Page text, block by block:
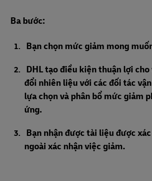
Ba bước:
Bạn chọn mức giảm mong
DHL tạo điều kiện thuận lợi
đổi nhiên liệu với các đối tác
lựa chọn và phân bổ mức giảm
ứng.
Bạn nhận được tài liệu được
ngoài xác nhận việc giảm.